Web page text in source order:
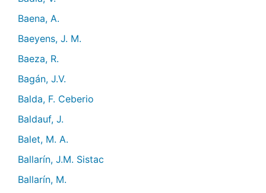
Baena, A.
Baeyens, J. M.
Baeza, R.
Bagán, J.V.
Balda, F. Ceberio
Baldauf, J.
Balet, M. A.
Ballarín, J.M. Sistac
Ballarín, M.